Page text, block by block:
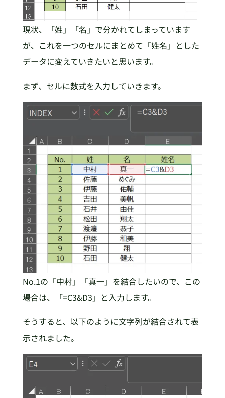
現状、「姓」「名」で分かれてしまっています
が、これを一つのセルにまとめて「姓名」とした
データに変えていきたいと思います。
まず、セルに数式を入力していきます。
No.1の「中村」「真一」を結合したいので、この
場合は、「=C3&D3」と入力します。
そうすると、以下のように文字列が結合されて表
示されました。